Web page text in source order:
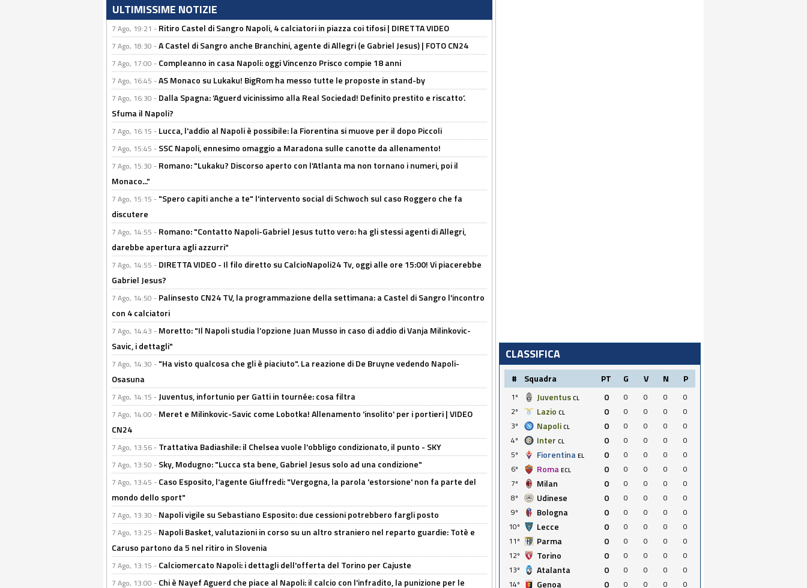
ULTIMISSIME NOTIZIE
7 Ago, 19:21 - Ritiro Castel di Sangro Napoli, 4 calciatori in piazza coi tifosi | DIRETTA VIDEO
7 Ago, 18:30 -A Castel di Sangro anche Branchini, agente di Allegri (e Gabriel Jesus) | FOTO CN24
7 Ago, 17:00 - Compleanno in casa Napoli: oggi Vincenzo Prisco compie 18 anni
7 Ago, 16:45 -AS Monaco su Lukaku! BigRom ha messo tutte le proposte in stand-by
7 Ago, 16:30 - Dalla Spagna: ‘Aguerd vicinissimo alla Real Sociedad! Definito prestito e riscatto’.
Sfuma il Napoli?
7 Ago, 16:15 - Lucca, l'addio al Napoli è possibile: la Fiorentina si muove per il dopo Piccoli
7 Ago, 15:45 - SSC Napoli, ennesimo omaggio a Maradona sulle canotte da allenamento!
7 Ago, 15:30 - Romano: "Lukaku? Discorso aperto con l'Atlanta ma non tornano i numeri, poi il
Monaco..."
7 Ago, 15:15 - "Spero capiti anche a te" l'intervento social di Schwoch sul caso Roggero che fa
discutere
7 Ago, 14:55 - Romano: "Contatto Napoli-Gabriel Jesus tutto vero: ha gli stessi agenti di Allegri,
darebbe apertura agli azzurri"
7 Ago, 14:55 - DIRETTA VIDEO - Il filo diretto su CalcioNapoli24 Tv, oggi alle ore 15:00! Vi piacerebbe
Gabriel Jesus?
7 Ago, 14:50 - Palinsesto CN24 TV, la programmazione della settimana: a Castel di Sangro l'incontro
con 4 calciatori
7 Ago, 14:43 - Moretto: "Il Napoli studia l’opzione Juan Musso in caso di addio di Vanja Milinkovic-
Savic, i dettagli"
7 Ago, 14:30 - "Ha visto qualcosa che gli è piaciuto". La reazione di De Bruyne vedendo Napoli-
Osasuna
7 Ago, 14:15 - Juventus, infortunio per Gatti in tournée: cosa filtra
7 Ago, 14:00 - Meret e Milinkovic-Savic come Lobotka! Allenamento 'insolito' per i portieri | VIDEO
CN24
7 Ago, 13:56 - Trattativa Badiashile: il Chelsea vuole l'obbligo condizionato, il punto - SKY
7 Ago, 13:50 - Sky, Modugno: "Lucca sta bene, Gabriel Jesus solo ad una condizione"
7 Ago, 13:45 - Caso Esposito, l'agente Giuffredi: "Vergogna, la parola 'estorsione' non fa parte del
mondo dello sport"
7 Ago, 13:30 - Napoli vigile su Sebastiano Esposito: due cessioni potrebbero fargli posto
7 Ago, 13:25 - Napoli Basket, valutazioni in corso su un altro straniero nel reparto guardie: Totè e
Caruso partono da 5 nel ritiro in Slovenia
7 Ago, 13:15 - Calciomercato Napoli: i dettagli dell'offerta del Torino per Cajuste
7 Ago, 13:00 - Chi è Nayef Aguerd che piace al Napoli: il calcio con l'infradito, la punizione per le
CLASSIFICA
# Squadra PT G V N P
1º Juventus CL 0 0 0 0
0
2º
Lazio CL 0 0 0 0
0
3º
Napoli CL 0 0 0 0
0
4º
Inter CL 0 0 0 0
0
5º
Fiorentina EL 0 0 0 0
0
6º
Roma ECL 0 0 0 0
0
7º
Milan 0 0 0 0
0
8º
Udinese 0 0 0 0
0
9º
Bologna 0 0 0 0
0
10º
Lecce 0 0 0 0
0
11º
Parma 0 0 0 0
0
12º
Torino 0 0 0 0
0
13º
Atalanta 0 0 0 0
0
14º
Genoa 0 0 0 0 0